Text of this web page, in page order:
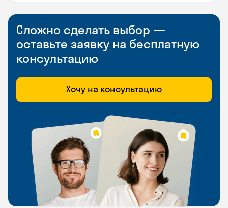
Сложно сделать выбор —
оставьте заявку на бесплатную
консультацию
Хочу на консультацию